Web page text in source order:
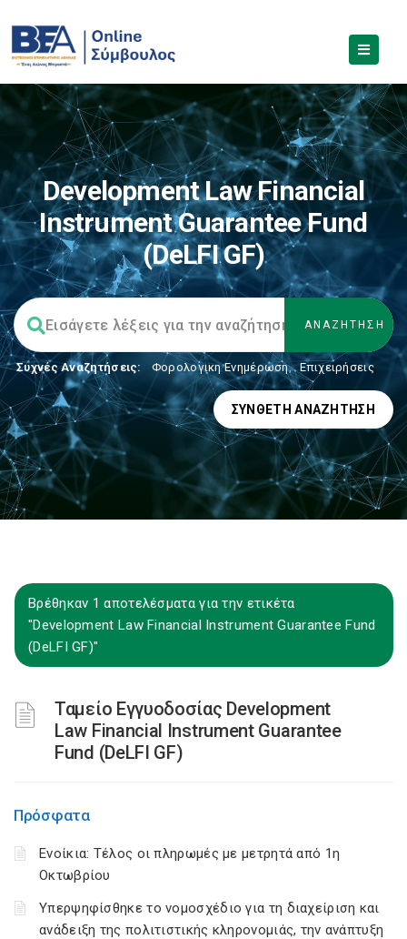
Development Law Financial
Instrument Guarantee Fund
(DeLFI GF)
Συχνές Αναζητήσεις: Φορολογικη Ενημέρωση, Επιχειρήσεις
ΣΎΝΘΕΤΗ ΑΝΑΖΉΤΗΣΗ
Βρέθηκαν 1 αποτελέσματα για την ετικέτα
"Development Law Financial Instrument Guarantee Fund
(DeLFI GF)"
Ταμείο Εγγυοδοσίας Development
Law Financial Instrument Guarantee
Fund (DeLFI GF)
Πρόσφατα
Ενοίκια: Τέλος οι πληρωμές με μετρητά από 1η
Οκτωβρίου
Υπερψηφίσθηκε το νομοσχέδιο για τη διαχείριση και
ανάδειξη της πολιτιστικής κληρονομιάς, την ανάπτυξη